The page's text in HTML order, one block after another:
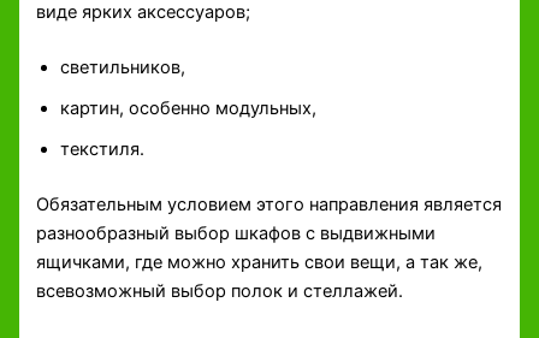
виде ярких аксессуаров;
светильников,
картин, особенно модульных,
текстиля.
Обязательным условием этого направления является
разнообразный выбор шкафов с выдвижными
ящичками, где можно хранить свои вещи, а так же,
всевозможный выбор полок и стеллажей.